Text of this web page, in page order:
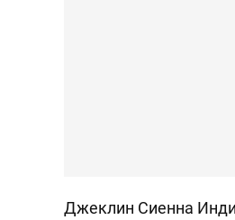
Джеклин Сиенна